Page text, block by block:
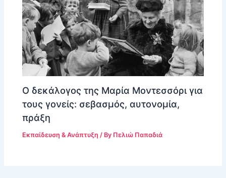
Ο δεκάλογος της Μαρία Μοντεσσόρι για
τους γονείς: σεβασμός, αυτονομία,
πράξη
Εκπαίδευση & Ανάπτυξη / By Πελιώ Παπαδιά